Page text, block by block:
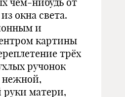
окна света.
и
картины
трёх
ручонок
нежной,
руки матери,